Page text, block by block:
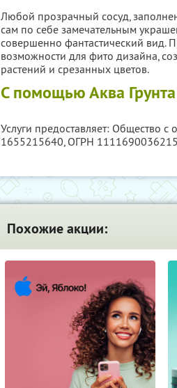
Любой прозрачный сосуд,
сам по себе замечательным
совершенно фантастический вид.
возможности для фито дизайна,
растений и срезанных цветов.
С помощью Аква
Услуги предоставляет: Общество с
1655215640, ОГРН 1111690036215
Похожие акции: